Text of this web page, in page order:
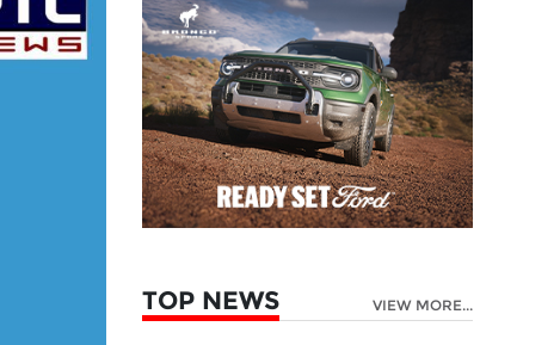
TOP NEWS VIEW MORE...